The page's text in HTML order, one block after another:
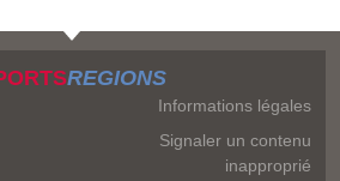
REGIONS
Informations légales
Signaler un contenu
inapproprié